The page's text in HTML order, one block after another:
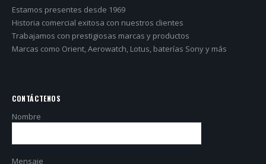
Estamos presentes desde 1969
Historia comercial exitosa con nuestros clientes
Trabajamos con prestigiosas marcas y productos
Marcas como Orient, Aerowatch, Lotus, baterías Sony y más
CONTÁCTENOS
Nombre
Mensaje